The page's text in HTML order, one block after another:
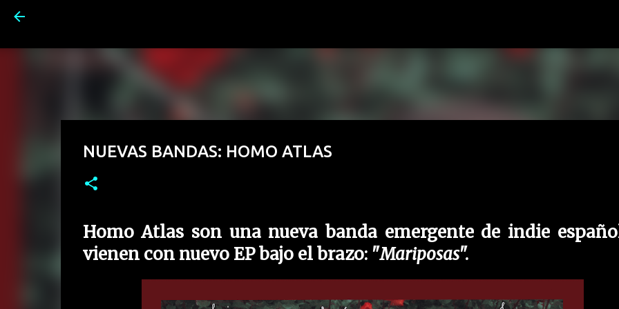
NUEVAS BANDAS: HOMO ATLAS
Homo Atlas son una nueva banda emergente de indie
vienen con nuevo EP bajo el brazo: "Mariposas".